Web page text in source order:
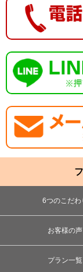
6つのこだわ
お客様の声
プラン一覧